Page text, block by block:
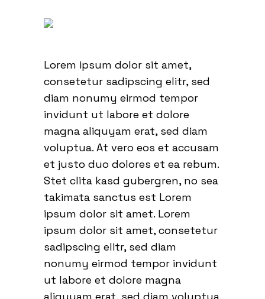
Lorem ipsum dolor sit amet,
consetetur sadipscing elitr, sed
diam nonumy eirmod tempor
invidunt ut labore et dolore
magna aliquyam erat, sed diam
voluptua. At vero eos et accusam
et justo duo dolores et ea rebum.
Stet clita kasd gubergren, no sea
takimata sanctus est Lorem
ipsum dolor sit amet. Lorem
ipsum dolor sit amet, consetetur
sadipscing elitr, sed diam
nonumy eirmod tempor invidunt
ut labore et dolore magna